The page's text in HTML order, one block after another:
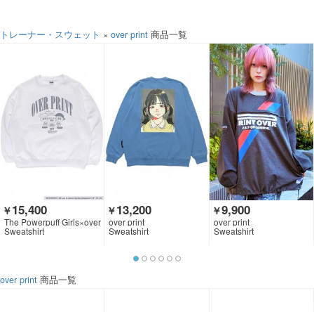
トレーナー・スウェット × over print 商品一覧
￥15,400
The Powerpuff Girls×over
print
Sweatshirt
￥13,200
over print
Sweatshirt
￥9,900
over print
Sweatshirt
over print 商品一覧